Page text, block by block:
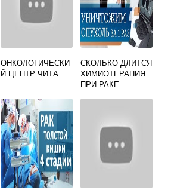
ОНКОЛОГИЧЕСКИ
Й ЦЕНТР ЧИТА
СКОЛЬКО ДЛИТСЯ
ХИМИОТЕРАПИЯ
ПРИ РАКЕ